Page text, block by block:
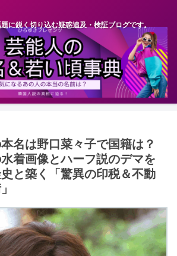
に鋭く切り込む疑惑追及・検証ブログです。
名は野口菜々子で国籍は？
着画像とハーフ説のデマを
と築く「驚異の印税＆不動